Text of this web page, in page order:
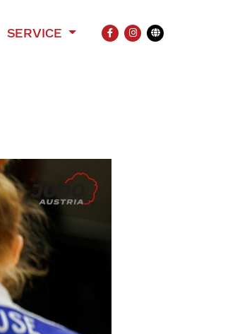
SERVICE
FACEBOOK
INSTAGRAM
Übersetzung